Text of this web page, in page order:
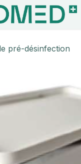
pré-désinfection